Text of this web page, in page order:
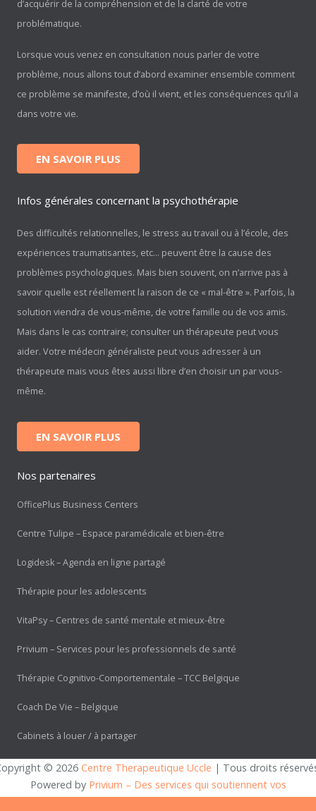
d’acquérir de la compréhension et de la clarté de votre
problématique.
Lorsque vous venez en consultation nous parler de votre
problème, nous allons tout d’abord examiner ensemble comment
ce problème se manifeste, d’où il vient, et les conséquences qu’il a
dans votre vie.
EN SAVOIR PLUS
Infos générales concernant la psychothérapie
Des difficultés relationnelles, le stress au travail ou à l’école, des
expériences traumatisantes, etc… peuvent être la cause des
problèmes psychologiques. Mais bien souvent, on n’arrive pas à
savoir quelle est réellement la raison de ce « mal-être ». Parfois, la
solution viendra de vous-même, de votre famille ou de vos amis.
Mais dans le cas contraire; consulter un thérapeute peut vous
aider. Votre médecin généraliste peut vous adresser à un
thérapeute mais vous êtes aussi libre d’en choisir un par vous-
même.
EN SAVOIR PLUS
Nos partenaires
OfficePlus Business Centers
Centre Tulipe – Espace paramédicale et bien-être
Logidesk – Agenda en ligne partagé
Thérapie pour les adolescents
VitaPsy – Centres de santé mentale et mieux-être
Privium – Services pour les professionnels de santé
Thérapie Cognitivo-Comportementale – TCC Belgique
Coach De Vie – Belgique
Cabinets à louer / à partager
© 2026 Centre Therapeutique Uccle | Tous droits
Powered by Privium – Des services qui soutiennent vos